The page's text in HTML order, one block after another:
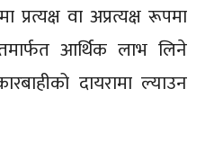
प्रत्यक्ष वा अप्रत्यक्ष रूपमा
आर्थिक लाभ लिने
दायरामा ल्याउन